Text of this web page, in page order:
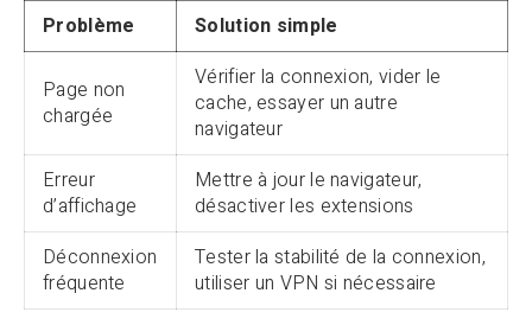
Problème Solution simple
Page non
chargée
Vérifier la connexion, vider le
cache, essayer un autre
navigateur
Erreur
d’affichage
Mettre à jour le navigateur,
désactiver les extensions
Déconnexion
fréquente
Tester la stabilité de la connexion,
utiliser un VPN si nécessaire